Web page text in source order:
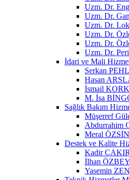
Uzm. Dr.
Uzm. Dr.
Uzm. Dr.
Uzm. Dr.
Uzm. Dr.
Uzm. Dr.
İdari ve Mali
Serkan
Hasan
İsmail
M. İsa
Sağlık Bakım
Müşerref
Abdurrahim
Meral
Destek ve Kalite
Kadir
İlhan
Yasemin